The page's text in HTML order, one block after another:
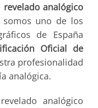
revelado analógico
uno de los
de España
Oficial de
profesionalidad
analógica.
analógico